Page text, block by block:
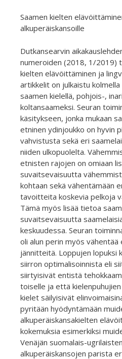
Saamen kielten
alkuperäiskansoille
Dutkansearvin
numeroiden (2018, 1/2019)
kielten elävöittäminen ja
artikkelit on julkaistu
saamen kielellä, pohjois-,
koltansaameksi. Seuran
käsitykseen, jonka mukaan
etninen ydinjoukko on hyvin
vahvistusta sekä eri
niiden ulkopuolelta.
etnisten rajojen on omiaan
suvaitsevaisuutta
kohtaan sekä vähentämään
tavoitteita koskevia pelkoja
Tämä myös lisää tietoa
suvaitsevaisuutta
keskuudessa. Seuran
oli alun perin myös vähentää
jännitteitä. Loppujen lopuksi
siirron optimalisoinnista eli
siirtyisivät entistä
toiselle ja että
kielet säilyisivät
pyritään hyödyntämään
alkuperäiskansakielten
kokemuksia esimerkiksi
Venäjän suomalais-
alkuperäiskansojen parista